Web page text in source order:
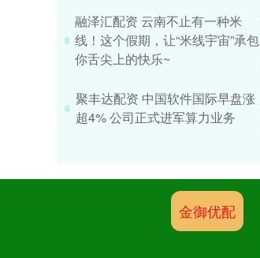
融泽汇配资 云南不止有一种米
线！这个假期，让“米线宇宙”承包
你舌尖上的快乐~
聚丰达配资 中国软件国际早盘涨
超4% 公司正式进军算力业务
金御优配